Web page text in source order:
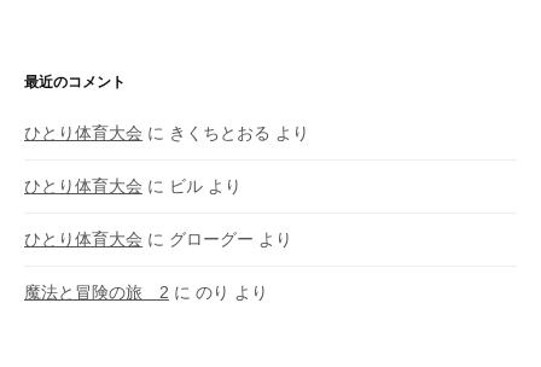
最近のコメント
ひとり体育大会 に きくちとおる より
ひとり体育大会 に ビル より
ひとり体育大会 に グローグー より
魔法と冒険の旅 2 に のり より